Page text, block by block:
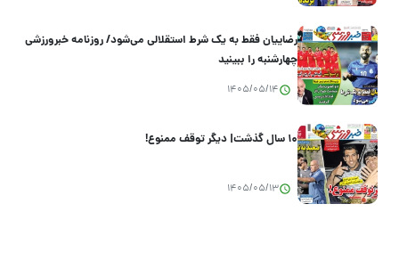
رضاییان فقط به یک شرط استقلالی می‌شود/ روزنامه خبرورزشی
چهارشنبه را ببینید
1405/05/14
۱۰ سال گذشت| دیگر توقف ممنوع!
1405/05/13